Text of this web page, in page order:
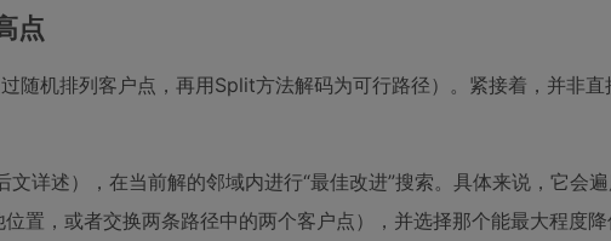
点
随机排列客户点，再用Split方法解码为可行路径）。紧接着，并非直
详述），在当前解的邻域内进行“最佳改进”搜索。具体来说，它会
置，或者交换两条路径中的两个客户点），并选择那个能最大程度降